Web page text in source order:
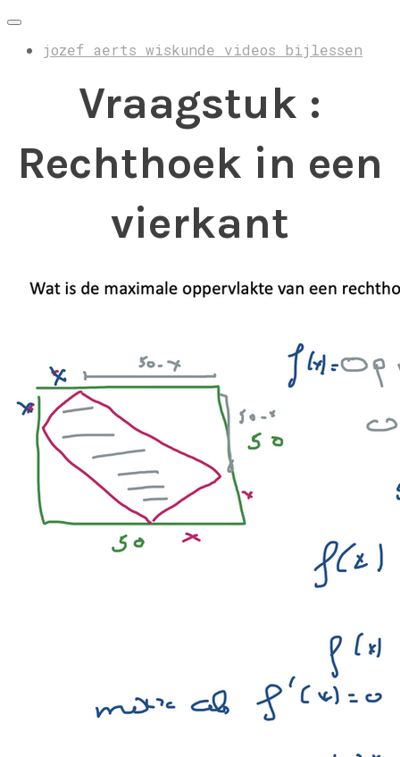
jozef aerts wiskunde videos bijlessen
Vraagstuk :
Rechthoek in een
vierkant